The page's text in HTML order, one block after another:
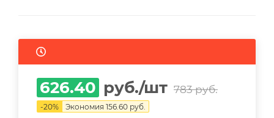
626.40 руб./шт 783руб.
-20% Экономия 156.60 руб.